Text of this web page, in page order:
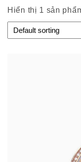
Hiển thị 1 sản